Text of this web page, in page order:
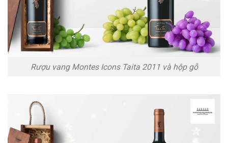
Rượu vang Montes Icons Taita 2011 và hộp gỗ